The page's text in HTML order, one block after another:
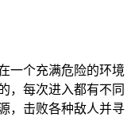
一个充满危险的环境
，每次进入都有不同
，击败各种敌人并寻